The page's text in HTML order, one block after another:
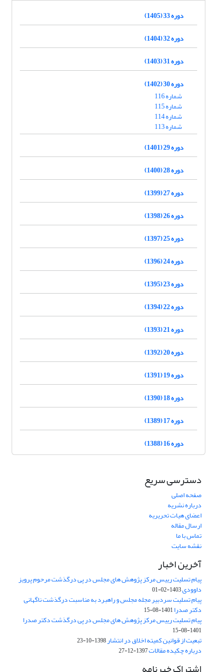
دوره 33 (1405)
دوره 32 (1404)
دوره 31 (1403)
دوره 30 (1402)
شماره 116
شماره 115
شماره 114
شماره 113
دوره 29 (1401)
دوره 28 (1400)
دوره 27 (1399)
دوره 26 (1398)
دوره 25 (1397)
دوره 24 (1396)
دوره 23 (1395)
دوره 22 (1394)
دوره 21 (1393)
دوره 20 (1392)
دوره 19 (1391)
دوره 18 (1390)
دوره 17 (1389)
دوره 16 (1388)
دسترسی سریع
صفحه اصلی
درباره نشریه
اعضای هیات تحریریه
ارسال مقاله
تماس با ما
نقشه سایت
آخرین اخبار
پیام تسلیت رییس مرکز پژوهش های مجلس در پی درگذشت مرحوم پرویز
داوودی1403-02-01
پیام تسلیت سردبیر مجله مجلس و راهبرد به مناسبت درگذشت ناگهانی
دکتر صدرا1401-08-15
پیام تسلیت رییس مرکز پژوهش های مجلس در پی درگذشت دکتر صدرا
1401-08-15
تبعیت از قوانین کمیته اخلاق در انتشار1398-10-23
درباره چکیده مقالات1397-12-27